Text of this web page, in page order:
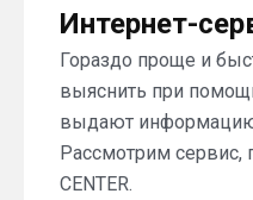
Интернет-
Гораздо проще и
выяснить при
выдают
Рассмотрим сервис,
CENTER.